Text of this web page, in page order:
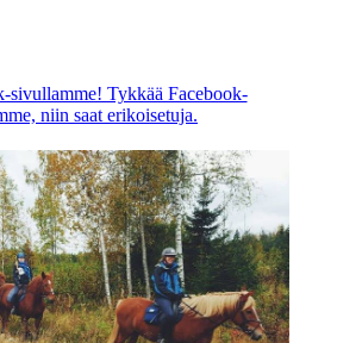
sivullamme! Tykkää Facebook-
niin saat erikoisetuja.